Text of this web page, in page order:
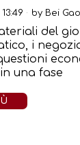
by Bei Gao
del
i
una fase